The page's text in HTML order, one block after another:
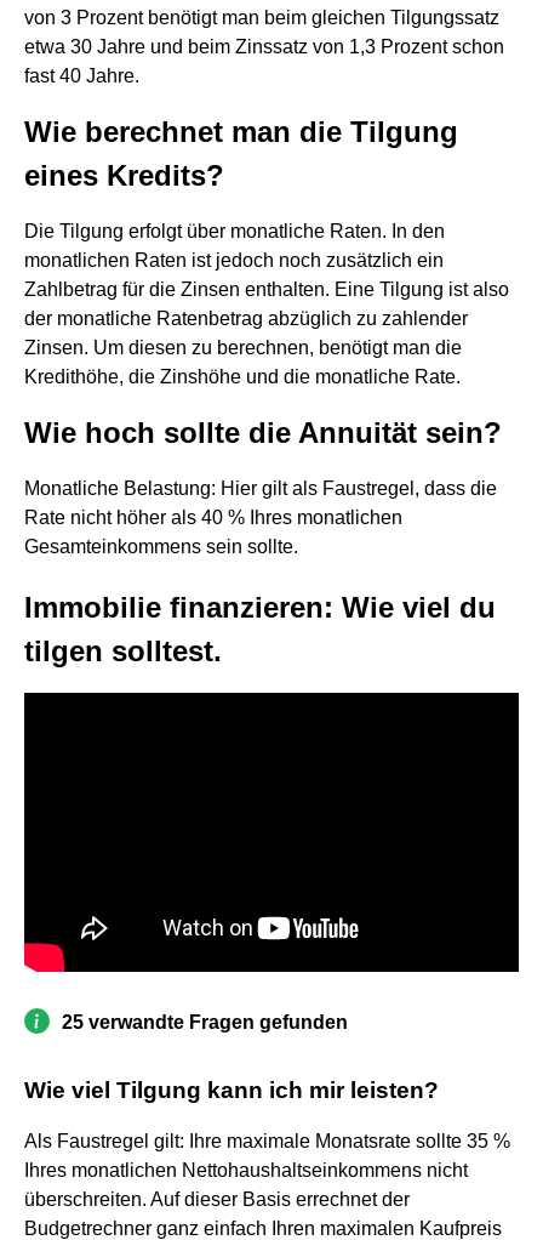
von 3 Prozent benötigt man beim gleichen Tilgungssatz
etwa 30 Jahre und beim Zinssatz von 1,3 Prozent schon
fast 40 Jahre.
Wie berechnet man die Tilgung
eines Kredits?
Die Tilgung erfolgt über monatliche Raten. In den
monatlichen Raten ist jedoch noch zusätzlich ein
Zahlbetrag für die Zinsen enthalten. Eine Tilgung ist also
der monatliche Ratenbetrag abzüglich zu zahlender
Zinsen. Um diesen zu berechnen, benötigt man die
Kredithöhe, die Zinshöhe und die monatliche Rate.
Wie hoch sollte die Annuität sein?
Monatliche Belastung: Hier gilt als Faustregel, dass die
Rate nicht höher als 40 % Ihres monatlichen
Gesamteinkommens sein sollte.
Immobilie finanzieren: Wie viel du
tilgen solltest.
25 verwandte Fragen gefunden
Wie viel Tilgung kann ich mir leisten?
Als Faustregel gilt: Ihre maximale Monatsrate sollte 35 %
Ihres monatlichen Nettohaushaltseinkommens nicht
überschreiten. Auf dieser Basis errechnet der
Budgetrechner ganz einfach Ihren maximalen Kaufpreis